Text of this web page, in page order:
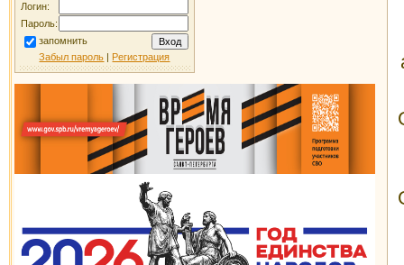
Логин:
Пароль:
запомнить
Забыл пароль | Регистрация